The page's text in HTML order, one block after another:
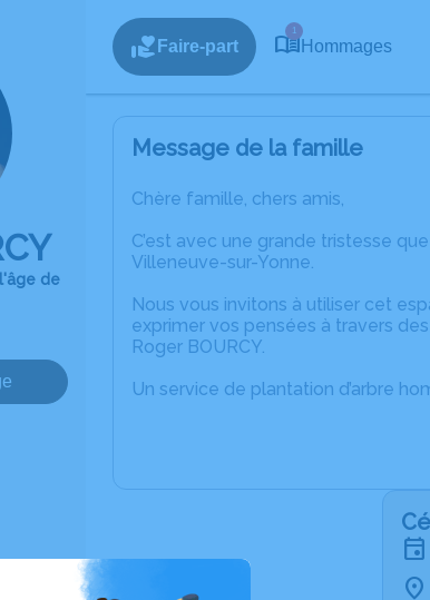
de
Faire-part
1
Hommages
Message de la famille
Chère famille, chers amis,
C’est avec une grande tristesse
Villeneuve-sur-Yonne.
Nous vous invitons à utiliser cet
exprimer vos pensées à travers
Roger BOURCY.
Un service de plantation d’arbre